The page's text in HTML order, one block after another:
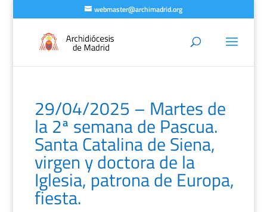
webmaster@archimadrid.org
29/04/2025 – Martes de
la 2ª semana de Pascua.
Santa Catalina de Siena,
virgen y doctora de la
Iglesia, patrona de Europa,
fiesta.